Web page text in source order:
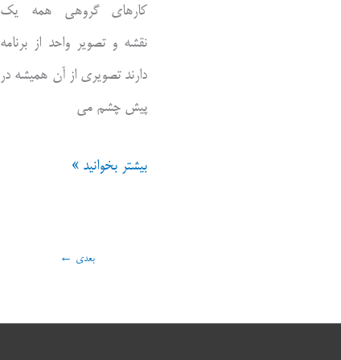
کارهای گروهی همه یک
نقشه و تصویر واحد از برنامه
دارند تصویری از آن همیشه در
پیش چشم می
وسعت
بیشتر بخوانید »
بعدی ←